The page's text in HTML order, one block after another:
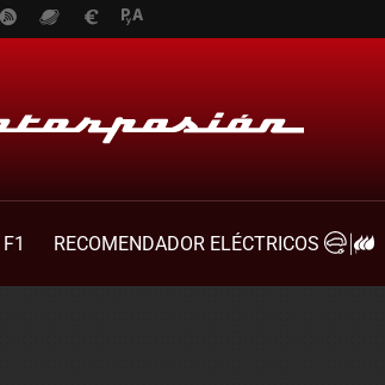
F1
RECOMENDADOR ELÉCTRICOS